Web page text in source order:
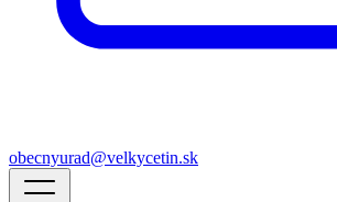
obecnyurad@velkycetin.sk